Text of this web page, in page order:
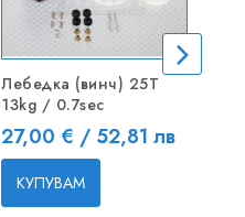
Лебедка (винч) 25T
13kg / 0.7sec
Цена
27,00 € / 52,81 лв
КУПУВАМ